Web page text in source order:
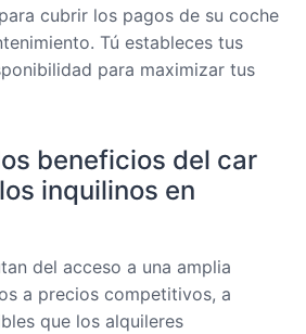
cubrir los pagos de su coche
Tú estableces tus
para maximizar tus
beneficios del car
inquilinos en
del acceso a una amplia
a precios competitivos, a
que los alquileres